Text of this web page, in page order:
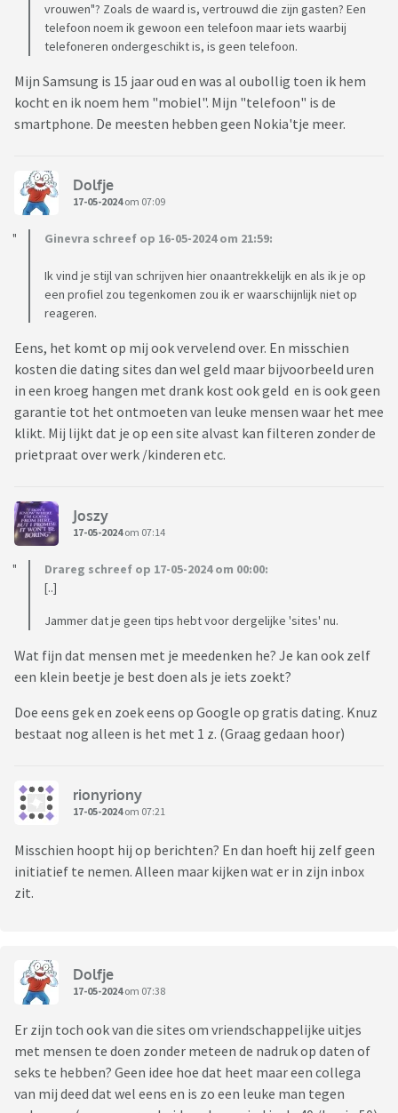
vrouwen"? Zoals de waard is, vertrouwd die zijn gasten? Een
telefoon noem ik gewoon een telefoon maar iets waarbij
telefoneren ondergeschikt is, is geen telefoon.
Mijn Samsung is 15 jaar oud en was al oubollig toen ik hem
kocht en ik noem hem "mobiel". Mijn "telefoon" is de
smartphone. De meesten hebben geen Nokia'tje meer.
Dolfje
17-05-2024om 07:09
Ginevra schreef op 16-05-2024 om 21:59:
Ik vind je stijl van schrijven hier onaantrekkelijk en als ik je op
een profiel zou tegenkomen zou ik er waarschijnlijk niet op
reageren.
Eens, het komt op mij ook vervelend over. En misschien
kosten die dating sites dan wel geld maar bijvoorbeeld uren
in een kroeg hangen met drank kost ook geld en is ook geen
garantie tot het ontmoeten van leuke mensen waar het mee
klikt. Mij lijkt dat je op een site alvast kan filteren zonder de
prietpraat over werk /kinderen etc.
Joszy
17-05-2024om 07:14
Drareg schreef op 17-05-2024 om 00:00:
[..]
Jammer dat je geen tips hebt voor dergelijke 'sites' nu.
Wat fijn dat mensen met je meedenken he? Je kan ook zelf
een klein beetje je best doen als je iets zoekt?
Doe eens gek en zoek eens op Google op gratis dating. Knuz
bestaat nog alleen is het met 1 z. (Graag gedaan hoor)
rionyriony
17-05-2024om 07:21
Misschien hoopt hij op berichten? En dan hoeft hij zelf geen
initiatief te nemen. Alleen maar kijken wat er in zijn inbox
zit.
Dolfje
17-05-2024om 07:38
Er zijn toch ook van die sites om vriendschappelijke uitjes
met mensen te doen zonder meteen de nadruk op daten of
seks te hebben? Geen idee hoe dat heet maar een collega
van mij deed dat wel eens en is zo een leuke man tegen